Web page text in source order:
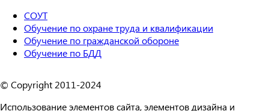
СОУТ
Обучение по охране труда и квалификации
Обучение по гражданской обороне
Обучение по БДД
© Copyright 2011-2024
Использование элементов сайта, элементов дизайна и